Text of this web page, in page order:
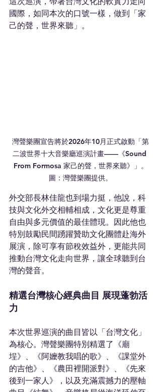
國際，如同本次的口號一樣，做到「家
己的聲，世界來聽」。
灣聲樂團宣告將於2026年10月正式啟動「第
二波世界十大音樂廳巡演計畫——《Sound
From Formosa 家己的聲，世界來聽》」。
圖：灣聲樂團提供。
外交部長林佳龍也到場力挺，他說，科
技與文化外交相輔相成，文化更是尊重
自由與多元價值的最佳體現。因此他也
特別鼓勵民間踴躍贊助文化團體赴海外
展演，除可享有節稅效益外，更能共同
推動台灣文化走向世界，讓全球聽到台
灣的聲音。
精選台灣核心經典曲目 展現蓬勃活
力
本次世界巡演的曲目皆以「台灣文化」
為核心。灣聲樂團特別精選了《廟
埕》、《阿嬤教我唱的歌》、《課堂外
的吉他》、《農田裡開派對》、《先來
後到一家人》，以及充滿震撼力的壓軸